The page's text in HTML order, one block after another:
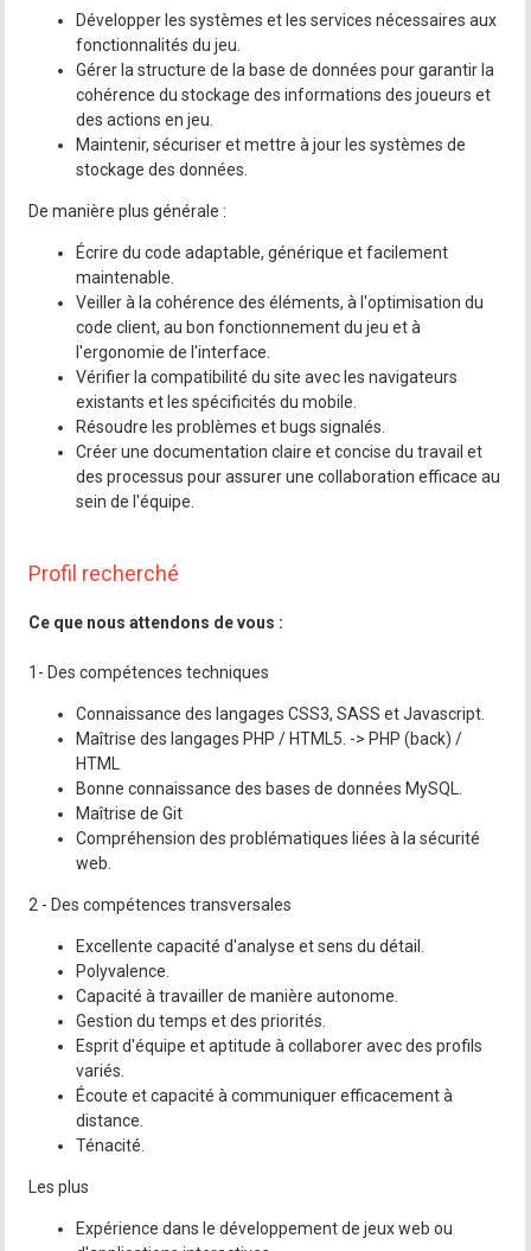
Développer les systèmes et les services nécessaires aux
fonctionnalités du jeu.
Gérer la structure de la base de données pour garantir la
cohérence du stockage des informations des joueurs et
des actions en jeu.
Maintenir, sécuriser et mettre à jour les systèmes de
stockage des données.
De manière plus générale :
Écrire du code adaptable, générique et facilement
maintenable.
Veiller à la cohérence des éléments, à l'optimisation du
code client, au bon fonctionnement du jeu et à
l'ergonomie de l'interface.
Vérifier la compatibilité du site avec les navigateurs
existants et les spécificités du mobile.
Résoudre les problèmes et bugs signalés.
Créer une documentation claire et concise du travail et
des processus pour assurer une collaboration efficace au
sein de l'équipe.
Profil recherché
Ce que nous attendons de vous :
1- Des compétences techniques
Connaissance des langages CSS3, SASS et Javascript.
Maîtrise des langages PHP / HTML5. -> PHP (back) /
HTML
Bonne connaissance des bases de données MySQL.
Maîtrise de Git
Compréhension des problématiques liées à la sécurité
web.
2 - Des compétences transversales
Excellente capacité d'analyse et sens du détail.
Polyvalence.
Capacité à travailler de manière autonome.
Gestion du temps et des priorités.
Esprit d'équipe et aptitude à collaborer avec des profils
variés.
Écoute et capacité à communiquer efficacement à
distance.
Ténacité.
Les plus
Expérience dans le développement de jeux web ou